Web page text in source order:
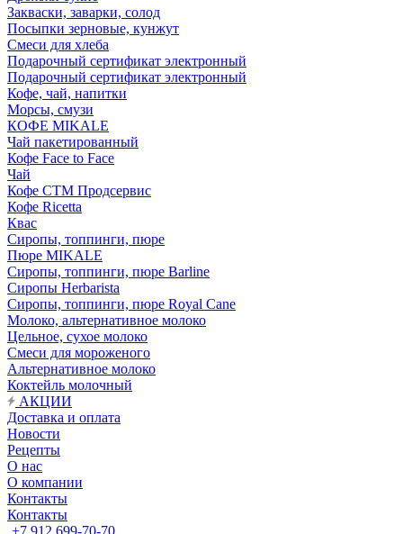
Закваски, заварки, солод
Посыпки зерновые, кунжут
Смеси для хлеба
Подарочный сертификат электронный
Подарочный сертификат электронный
Кофе, чай, напитки
Морсы, смузи
КОФЕ MIKALE
Чай пакетированный
Кофе Face to Face
Чай
Кофе СТМ Продсервис
Кофе Ricetta
Квас
Сиропы, топпинги, пюре
Пюре MIKALE
Сиропы, топпинги, пюре Barline
Сиропы Herbarista
Сиропы, топпинги, пюре Royal Cane
Молоко, альтернативное молоко
Цельное, сухое молоко
Смеси для мороженого
Альтернативное молоко
Коктейль молочный
АКЦИИ
Доставка и оплата
Новости
Рецепты
О нас
О компании
Контакты
Контакты
+7 912 699-70-70